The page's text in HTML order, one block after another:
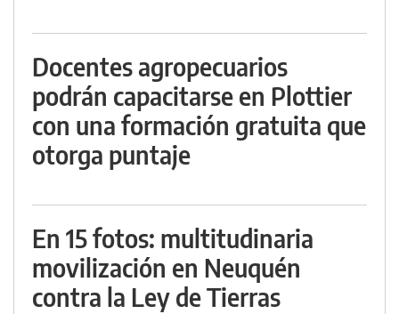
Docentes agropecuarios
podrán capacitarse en Plottier
con una formación gratuita que
otorga puntaje
En 15 fotos: multitudinaria
movilización en Neuquén
contra la Ley de Tierras